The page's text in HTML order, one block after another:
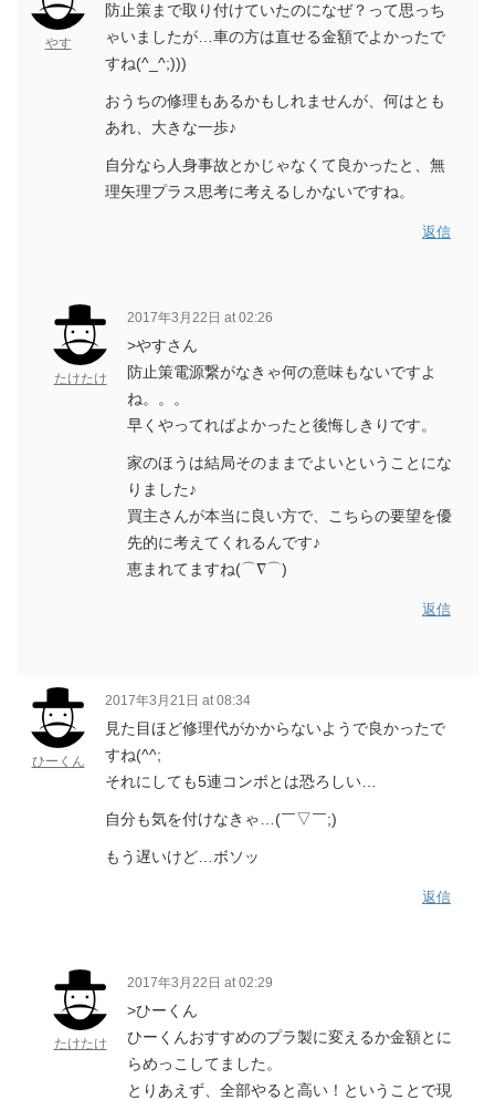
やす
防止策まで取り付けていたのになぜ？って思っち
ゃいましたが…車の方は直せる金額でよかったで
すね(^_^;)))
おうちの修理もあるかもしれませんが、何はとも
あれ、大きな一歩♪
自分なら人身事故とかじゃなくて良かったと、無
理矢理プラス思考に考えるしかないですね。
返信
たけたけ
2017年3月22日 at 02:26
>やすさん
防止策電源繋がなきゃ何の意味もないですよ
ね。。。
早くやってればよかったと後悔しきりです。
家のほうは結局そのままでよいということにな
りました♪
買主さんが本当に良い方で、こちらの要望を優
先的に考えてくれるんです♪
恵まれてますね(⌒∇⌒)
返信
ひーくん
2017年3月21日 at 08:34
見た目ほど修理代がかからないようで良かったで
すね(^^;
それにしても5連コンボとは恐ろしい…
自分も気を付けなきゃ…(￣▽￣;)
もう遅いけど…ボソッ
返信
たけたけ
2017年3月22日 at 02:29
>ひーくん
ひーくんおすすめのプラ製に変えるか金額とに
らめっこしてました。
とりあえず、全部やると高い！ということで現